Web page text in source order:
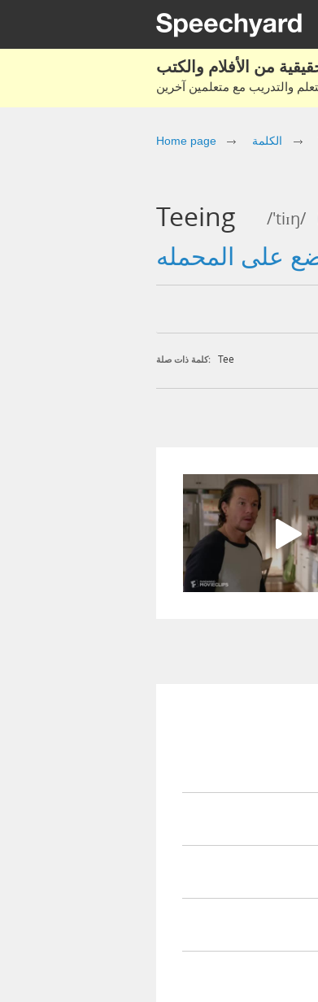
Home page الكلمة
Teeing /'tiɪŋ/
كلمة ذات صلة: Tee